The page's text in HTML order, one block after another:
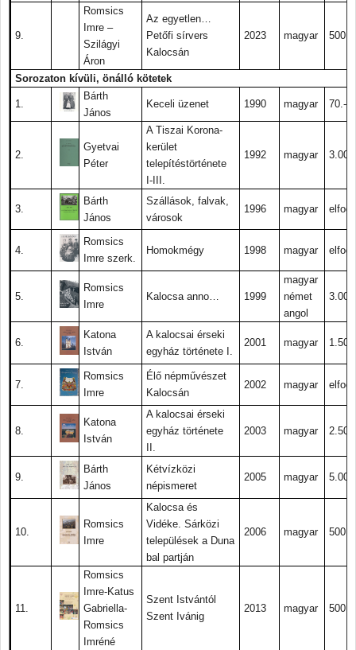
9.
Romsics
Imre –
Szilágyi
Áron
Az egyetlen…
Petőfi sírvers
Kalocsán
2023 magyar 500.-
Sorozaton kívüli, önálló kötetek
1.
Bárth
János
Keceli üzenet 1990 magyar 70.-
2.
Gyetvai
Péter
A Tiszai Korona-
kerület
telepítéstörténete
I-III.
1992 magyar
3.
Bárth
János
Szállások, falvak,
városok
1996 magyar
4.
Romsics
Imre szerk.
Homokmégy 1998 magyar
5.
Romsics
Imre
Kalocsa anno… 1999
magyar
német
angol
6.
Katona
István
A kalocsai érseki
egyház története I.
2001 magyar
7.
Romsics
Imre
Élő népművészet
Kalocsán
2002 magyar
8.
Katona
István
A kalocsai érseki
egyház története
II.
2003 magyar
9.
Bárth
János
Kétvízközi
népismeret
2005 magyar
10.
Romsics
Imre
Kalocsa és
Vidéke. Sárközi
települések a Duna
bal partján
2006 magyar 500.-
11.
Romsics
Imre-Katus
Gabriella-
Romsics
Imréné
Szent Istvántól
Szent Ivánig
2013 magyar 500.-